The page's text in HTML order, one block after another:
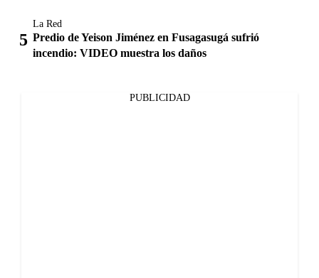
La Red
Predio de Yeison Jiménez en Fusagasugá sufrió
incendio: VIDEO muestra los daños
PUBLICIDAD